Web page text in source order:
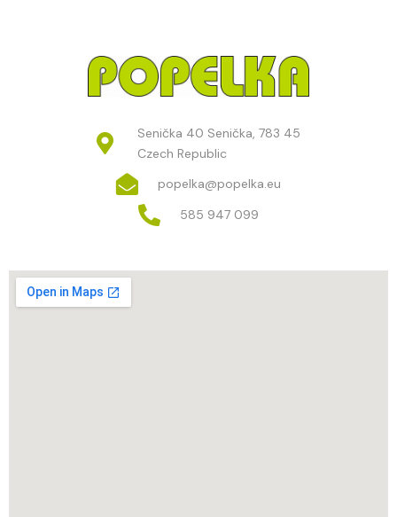
Senička 40 Senička, 783 45
Czech Republic
popelka@popelka.eu
585 947 099